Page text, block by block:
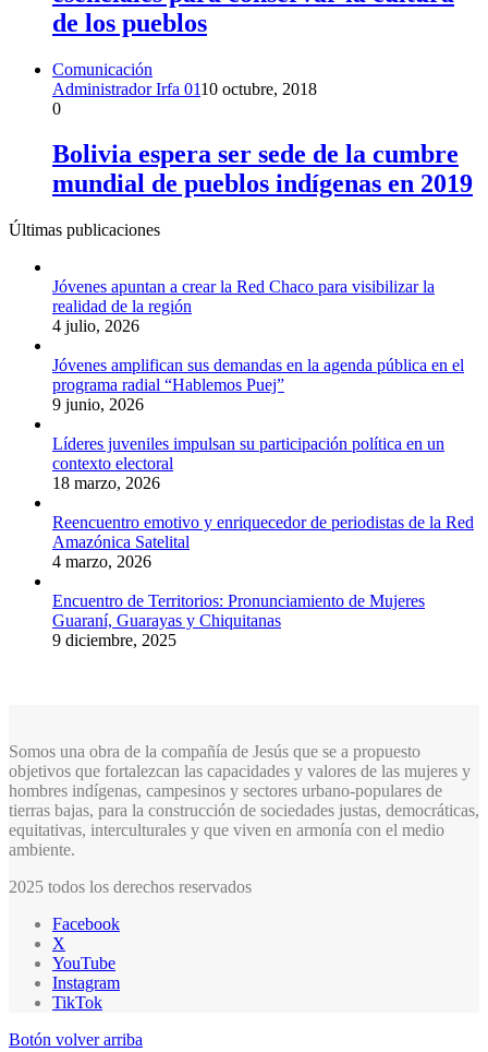
de los pueblos
Comunicación
Administrador Irfa 0110 octubre, 2018
0
Bolivia espera ser sede de la cumbre
mundial de pueblos indígenas en 2019
Últimas publicaciones
Jóvenes apuntan a crear la Red Chaco para visibilizar la
realidad de la región
4 julio, 2026
Jóvenes amplifican sus demandas en la agenda pública en el
programa radial “Hablemos Puej”
9 junio, 2026
Líderes juveniles impulsan su participación política en un
contexto electoral
18 marzo, 2026
Reencuentro emotivo y enriquecedor de periodistas de la Red
Amazónica Satelital
4 marzo, 2026
Encuentro de Territorios: Pronunciamiento de Mujeres
Guaraní, Guarayas y Chiquitanas
9 diciembre, 2025
Somos una obra de la compañía de Jesús que se a propuesto
objetivos que fortalezcan las capacidades y valores de las mujeres y
hombres indígenas, campesinos y sectores urbano-populares de
tierras bajas, para la construcción de sociedades justas, democráticas,
equitativas, interculturales y que viven en armonía con el medio
ambiente.
2025 todos los derechos reservados
Facebook
X
YouTube
Instagram
TikTok
Botón volver arriba